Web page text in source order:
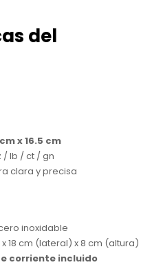
del
x 16.5 cm
/ lb / ct / gn
clara y precisa
inoxidable
18 cm (lateral) x 8 cm (altura)
corriente incluido